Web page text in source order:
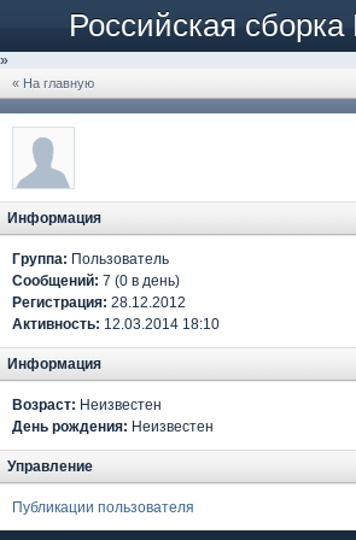
Российская сборка
»
« На главную
Информация
Группа: Пользователь
Сообщений: 7 (0 в день)
Регистрация: 28.12.2012
Активность: 12.03.2014 18:10
Информация
Возраст: Неизвестен
День рождения: Неизвестен
Управление
Публикации пользователя